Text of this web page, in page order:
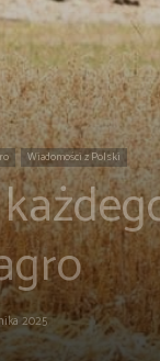
Wiadomości z Polski
2025